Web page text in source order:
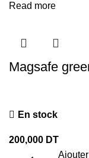
Read more
Magsafe
En stock
200,000 DT